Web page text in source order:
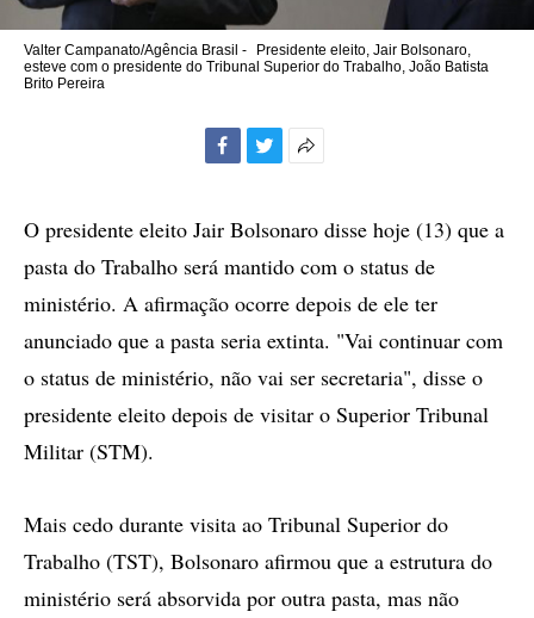
Valter Campanato/Agência Brasil -
Presidente eleito, Jair Bolsonaro,
esteve com o presidente do Tribunal Superior do Trabalho, João Batista
Brito Pereira
compartilhamento
O presidente eleito Jair Bolsonaro disse hoje (13) que a
pasta do Trabalho será mantido com o status de
ministério. A afirmação ocorre depois de ele ter
anunciado que a pasta seria extinta. "Vai continuar com
o status de ministério, não vai ser secretaria", disse o
presidente eleito depois de visitar o Superior Tribunal
Militar (STM).
Mais cedo durante visita ao Tribunal Superior do
Trabalho (TST), Bolsonaro afirmou que a estrutura do
ministério será absorvida por outra pasta, mas não